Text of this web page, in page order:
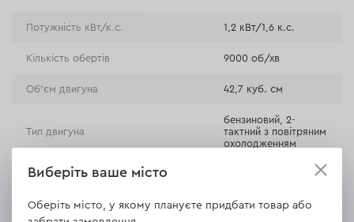
Оплата при отриманні в магазині
Потужність кВт/к.с. 1,2 кВт/1,6 к.с.
Кількість обертів 9000 об/хв
Об'єм двигуна 42,7 куб. см
Тип двигуна
бензиновий, 2-
тактний з повітряним
охолодженням
суміш мастила для
з бензином
Виберіть ваше місто
Оберіть місто, у якому плануєте придбати товар або